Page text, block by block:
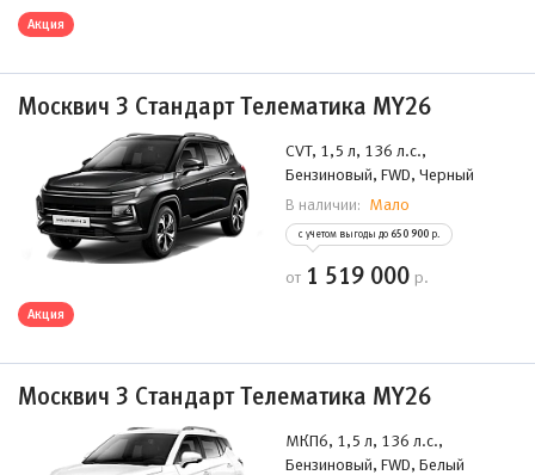
Акция
Москвич 3 Стандарт Телематика MY26
CVT, 1,5 л, 136 л.с.,
Бензиновый, FWD, Черный
В наличии: Мало
с учетом выгоды до 650 900 р.
от 1 519 000 р.
Акция
Москвич 3 Стандарт Телематика MY26
МКП6, 1,5 л, 136 л.с.,
Бензиновый, FWD, Белый